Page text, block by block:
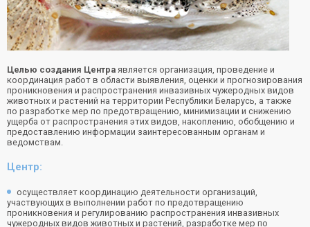
Целью создания Центра является организация, проведение и
координация работ в области выявления, оценки и прогнозирования
проникновения и распространения инвазивных чужеродных видов
животных и растений на территории Республики Беларусь, а также
по разработке мер по предотвращению, минимизации и снижению
ущерба от распространения этих видов, накоплению, обобщению и
предоставлению информации заинтересованным органам и
ведомствам.
Центр:
осуществляет координацию деятельности организаций,
участвующих в выполнении работ по предотвращению
проникновения и регулированию распространения инвазивных
чужеродных видов животных и растений, разработке мер по